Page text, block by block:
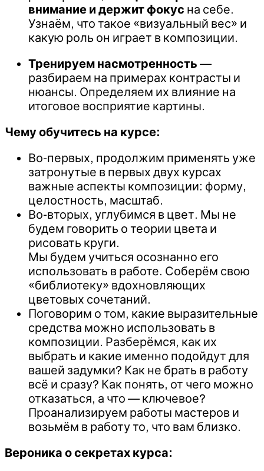
внимание и держит фокус на себе.
Узнаём, что такое «визуальный вес» и
какую роль он играет в композиции.
Тренируем насмотренность —
разбираем на примерах контрасты и
нюансы. Определяем их влияние на
итоговое восприятие картины.
Чему обучитесь на курсе:
Во-первых, продолжим применять уже
затронутые в первых двух курсах
важные аспекты композиции: форму,
целостность, масштаб.
Во-вторых, углубимся в цвет. Мы не
будем говорить о теории цвета и
рисовать круги.
Мы будем учиться осознанно его
использовать в работе. Соберём свою
«библиотеку» вдохновляющих
цветовых сочетаний.
Поговорим о том, какие выразительные
средства можно использовать в
композиции. Разберёмся, как их
выбрать и какие именно подойдут для
вашей задумки? Как не брать в работу
всё и сразу? Как понять, от чего можно
отказаться, а что — ключевое?
Проанализируем работы мастеров и
возьмём в работу то, что вам близко.
Вероника о секретах курса: